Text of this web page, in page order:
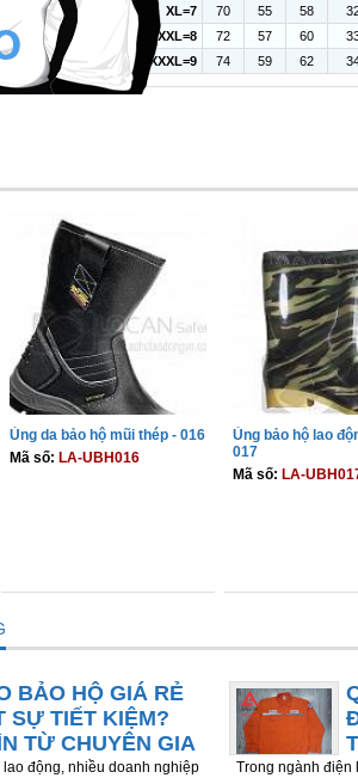
XL=7
70 55 58
XXL=8
72 57 60
XXXL=9
74 59 62
Ủng da bảo hộ mũi thép - 016
Mã số: LA-UBH016
Ủng bảo hộ lao
017
Mã số: LA-
BẢO HỘ GIÁ RẺ
SỰ TIẾT KIỆM?
TỪ CHUYÊN GIA
động, nhiều doanh nghiệp
Trong ngành điện